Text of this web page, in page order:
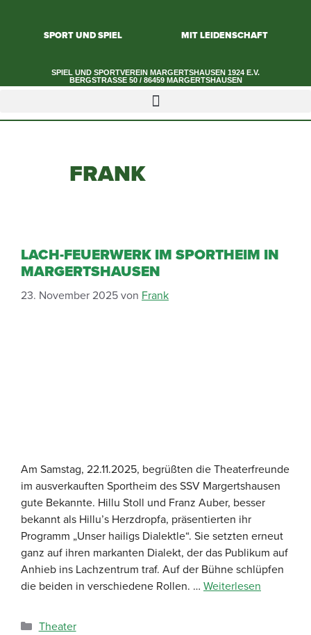
SPORT UND SPIEL MIT LEIDENSCHAFT
SPIEL UND SPORTVEREIN MARGERTSHAUSEN 1924 E.V.​
BERGSTRASSE 50 / 86459 MARGERTSHAUSEN
FRANK
LACH-FEUERWERK IM SPORTHEIM IN
MARGERTSHAUSEN
23. November 2025von Frank
Am Samstag, 22.11.2025, begrüßten die Theaterfreunde
im ausverkauften Sportheim des SSV Margertshausen
gute Bekannte. Hillu Stoll und Franz Auber, besser
bekannt als Hillu’s Herzdropfa, präsentierten ihr
Programm „Unser hailigs Dialektle“. Sie setzten erneut
ganz auf ihren markanten Dialekt, der das Publikum auf
Anhieb ins Lachzentrum traf. Auf der Bühne schlüpfen
die beiden in verschiedene Rollen. … Weiterlesen
Theater